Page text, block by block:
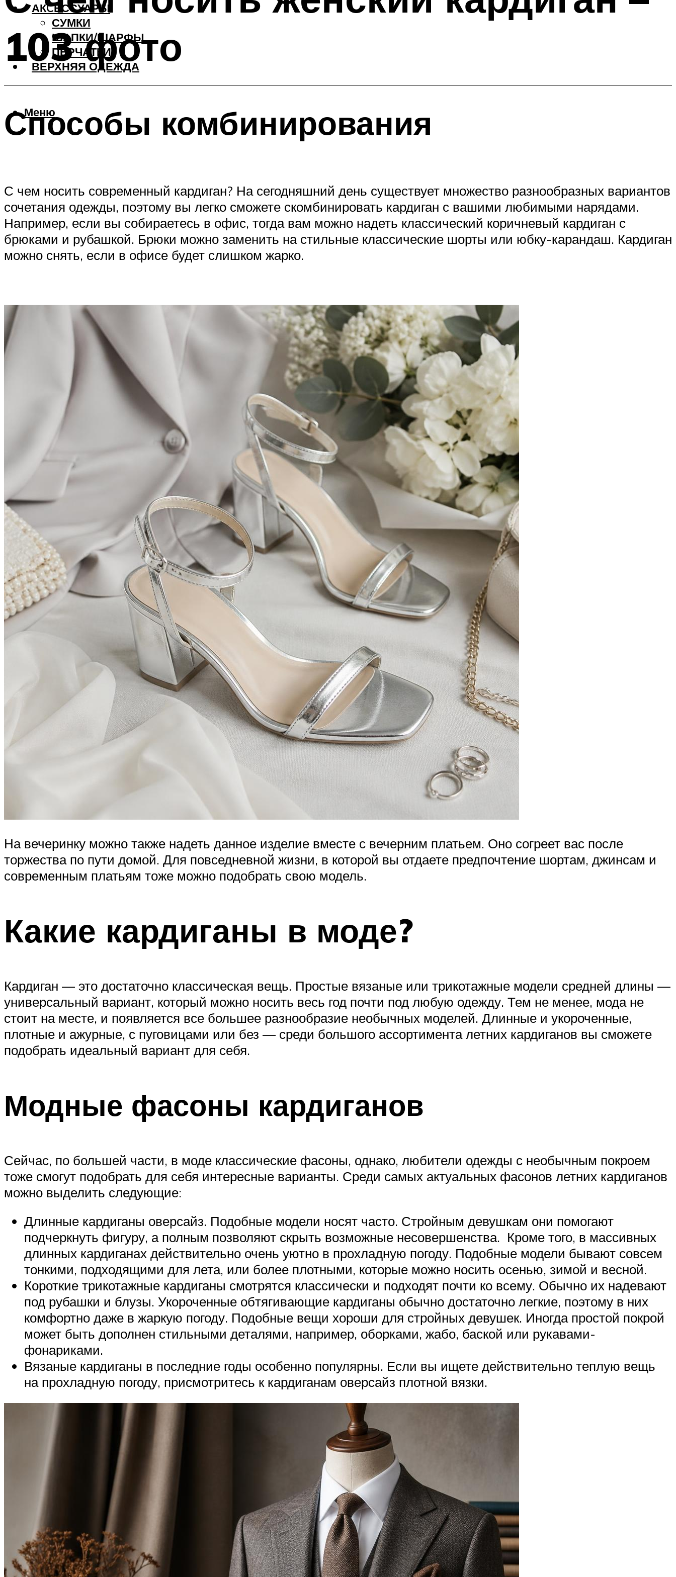
АКCЕССУАРЫ
СУМКИ
ШАПКИ/ШАРФЫ
ПЕРЧАТКИ
ВЕРХНЯЯ ОДЕЖДА
Меню
103 фото
Способы комбинирования
С чем носить современный кардиган? На сегодняшний день существует множество разнообразных вариантов
сочетания одежды, поэтому вы легко сможете скомбинировать кардиган с вашими любимыми нарядами.
Например, если вы собираетесь в офис, тогда вам можно надеть классический коричневый кардиган с
брюками и рубашкой. Брюки можно заменить на стильные классические шорты или юбку-карандаш. Кардиган
можно снять, если в офисе будет слишком жарко.
На вечеринку можно также надеть данное изделие вместе с вечерним платьем. Оно согреет вас после
торжества по пути домой. Для повседневной жизни, в которой вы отдаете предпочтение шортам, джинсам и
современным платьям тоже можно подобрать свою модель.
Какие кардиганы в моде?
Кардиган — это достаточно классическая вещь. Простые вязаные или трикотажные модели средней длины —
универсальный вариант, который можно носить весь год почти под любую одежду. Тем не менее, мода не
стоит на месте, и появляется все большее разнообразие необычных моделей. Длинные и укороченные,
плотные и ажурные, с пуговицами или без — среди большого ассортимента летних кардиганов вы сможете
подобрать идеальный вариант для себя.
Модные фасоны кардиганов
Сейчас, по большей части, в моде классические фасоны, однако, любители одежды с необычным покроем
тоже смогут подобрать для себя интересные варианты. Среди самых актуальных фасонов летних кардиганов
можно выделить следующие:
Длинные кардиганы оверсайз. Подобные модели носят часто. Стройным девушкам они помогают
подчеркнуть фигуру, а полным позволяют скрыть возможные несовершенства. Кроме того, в массивных
длинных кардиганах действительно очень уютно в прохладную погоду. Подобные модели бывают совсем
тонкими, подходящими для лета, или более плотными, которые можно носить осенью, зимой и весной.
Короткие трикотажные кардиганы смотрятся классически и подходят почти ко всему. Обычно их надевают
под рубашки и блузы. Укороченные обтягивающие кардиганы обычно достаточно легкие, поэтому в них
комфортно даже в жаркую погоду. Подобные вещи хороши для стройных девушек. Иногда простой покрой
может быть дополнен стильными деталями, например, оборками, жабо, баской или рукавами-
фонариками.
Вязаные кардиганы в последние годы особенно популярны. Если вы ищете действительно теплую вещь
на прохладную погоду, присмотритесь к кардиганам оверсайз плотной вязки.